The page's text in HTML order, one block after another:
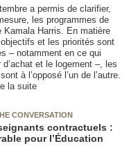
a permis de clarifier,
les programmes de
Kamala Harris. En matière
et les priorités sont
– notamment en ce qui
et le logement –, les
à l’opposé l’un de l’autre.
la suite
CONVERSATION
contractuels :
pour l’Éducation